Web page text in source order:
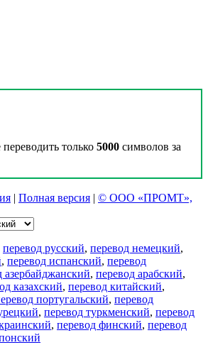
только 5000 символов за
| Полная версия | © ООО «ПРОМТ»,
перевод русский, перевод немецкий,
, перевод испанский, перевод
азербайджанский, перевод арабский,
казахский, перевод китайский,
португальский, перевод
, перевод туркменский, перевод
, перевод финский, перевод